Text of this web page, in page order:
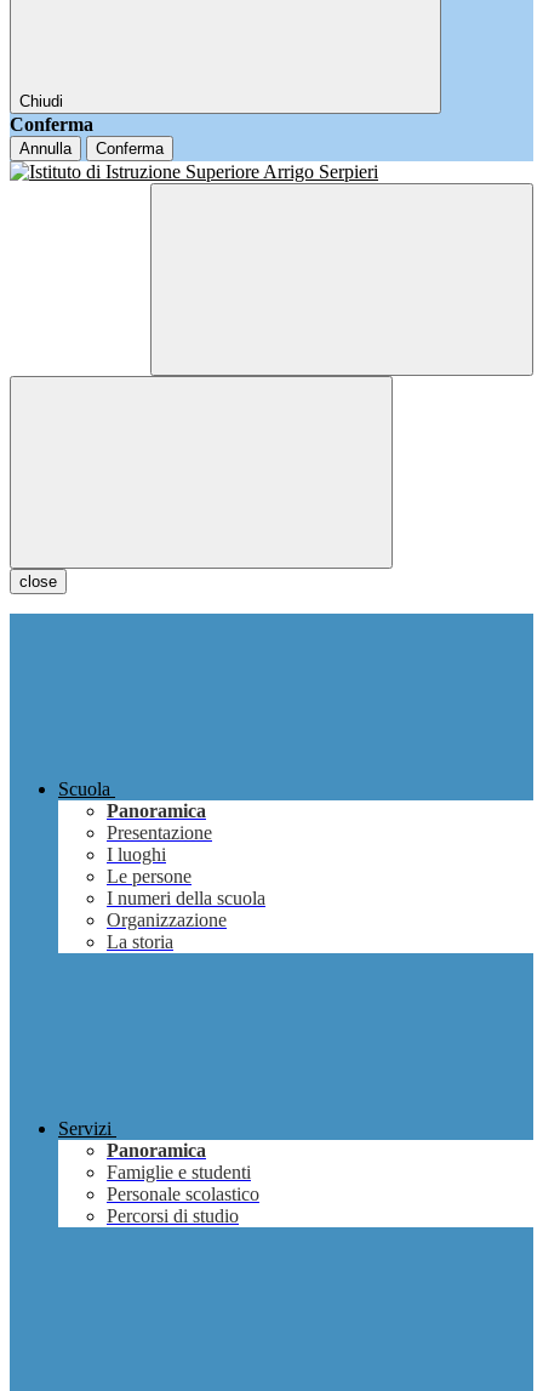
Chiudi
Conferma
Annulla Conferma
close
Scuola
Panoramica
Presentazione
I luoghi
Le persone
I numeri della scuola
Organizzazione
La storia
Servizi
Panoramica
Famiglie e studenti
Personale scolastico
Percorsi di studio